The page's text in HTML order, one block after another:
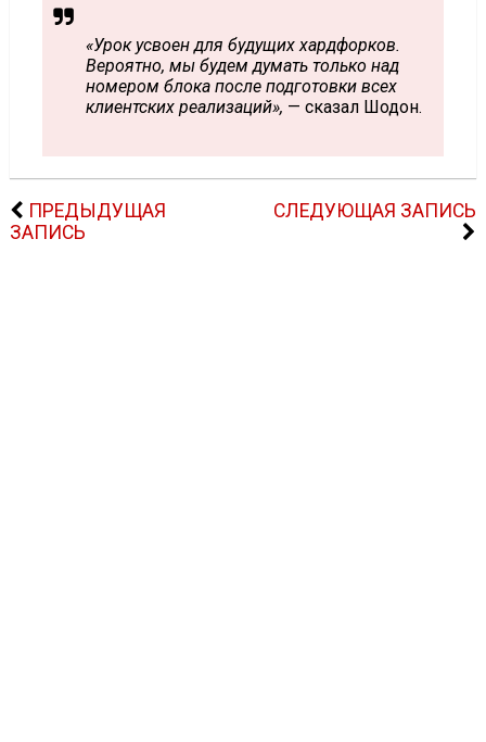
«Урок усвоен для будущих хардфорков.
Вероятно, мы будем думать только над
номером блока после подготовки всех
клиентских реализаций», — сказал Шодон.
ПРЕДЫДУЩАЯ
ЗАПИСЬ
СЛЕДУЮЩАЯ ЗАПИСЬ